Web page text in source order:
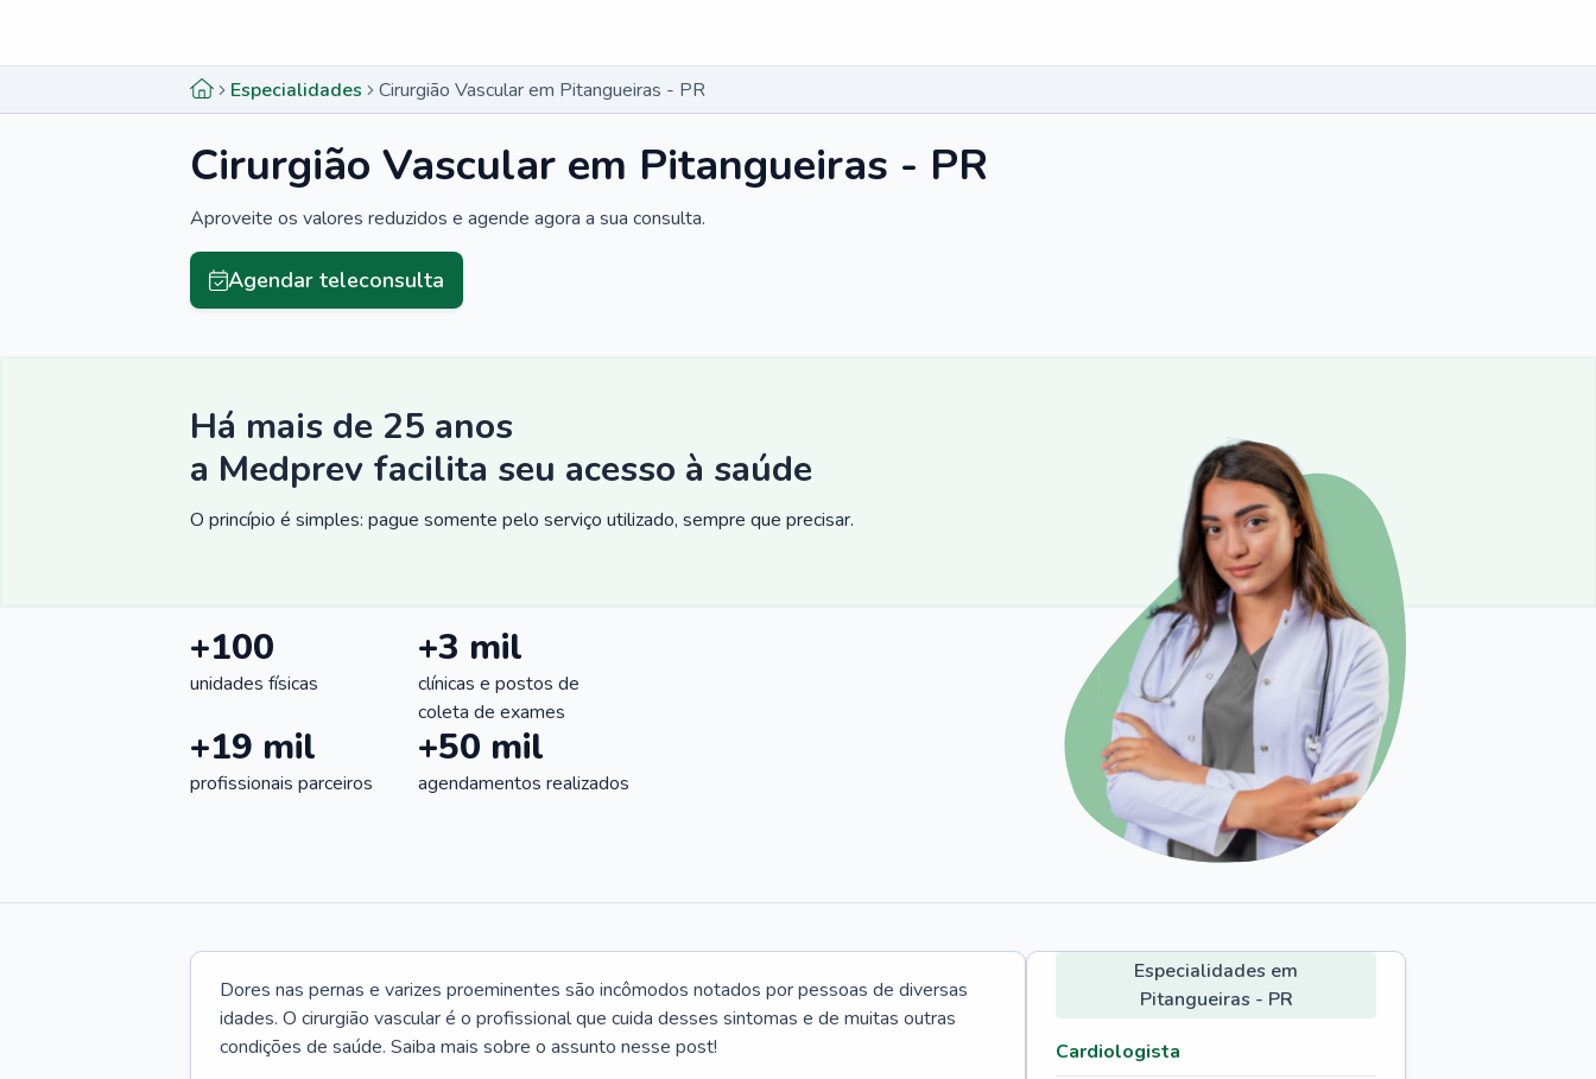
Especialidades Cirurgião Vascular em Pitangueiras - PR
Cirurgião Vascular em Pitangueiras - PR
Aproveite os valores reduzidos e agende agora a sua consulta.
Agendar teleconsulta
Há mais de 25 anos
a Medprev facilita seu acesso à saúde
O princípio é simples: pague somente pelo serviço utilizado, sempre que precisar.
+100
unidades físicas
+3 mil
clínicas e postos de
coleta de exames
+19 mil
profissionais parceiros
+50 mil
agendamentos realizados
Dores nas pernas e varizes proeminentes são incômodos notados por pessoas de diversas
idades. O cirurgião vascular é o profissional que cuida desses sintomas e de muitas outras
condições de saúde. Saiba mais sobre o assunto nesse post!
Especialidades em
Pitangueiras - PR
Cardiologista